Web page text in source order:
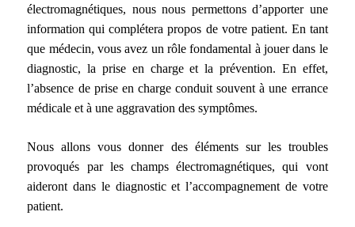
électromagnétiques, nous nous permettons d’apporter une
information qui complétera propos de votre patient. En tant
que médecin, vous avez un rôle fondamental à jouer dans le
diagnostic, la prise en charge et la prévention. En effet,
l’absence de prise en charge conduit souvent à une errance
médicale et à une aggravation des symptômes.
Nous allons vous donner des éléments sur les troubles
provoqués par les champs électromagnétiques, qui vont
aideront dans le diagnostic et l’accompagnement de votre
patient.